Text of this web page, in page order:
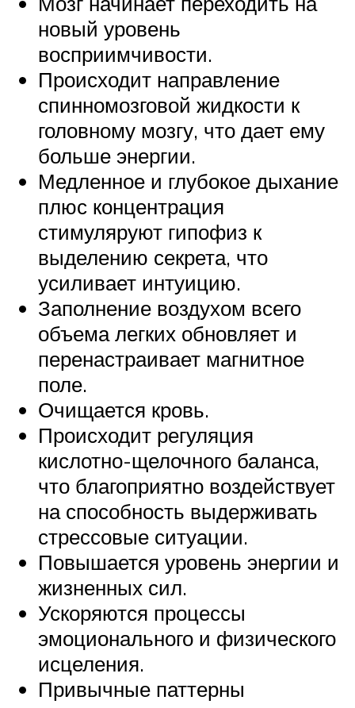
новый уровень
восприимчивости.
Происходит направление
спинномозговой жидкости к
головному мозгу, что дает ему
больше энергии.
Медленное и глубокое дыхание
плюс концентрация
стимуляруют гипофиз к
выделению секрета, что
усиливает интуицию.
Заполнение воздухом всего
объема легких обновляет и
перенастраивает магнитное
поле.
Очищается кровь.
Происходит регуляция
кислотно-щелочного баланса,
что благоприятно воздействует
на способность выдерживать
стрессовые ситуации.
Повышается уровень энергии и
жизненных сил.
Ускоряются процессы
эмоционального и физического
исцеления.
Привычные паттерны